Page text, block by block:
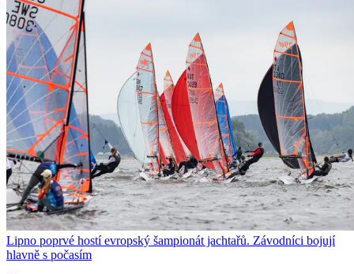
Lipno poprvé hostí evropský šampionát jachtařů. Závodníci bojují
hlavně s počasím